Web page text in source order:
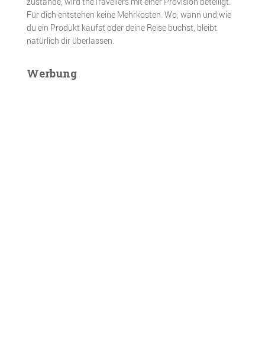
Für dich entstehen keine Mehrkosten. Wo, wann und wie
du ein Produkt kaufst oder deine Reise buchst, bleibt
natürlich dir überlassen.
Werbung